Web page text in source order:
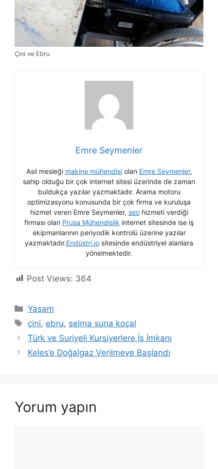
Çini ve Ebru
Emre Seymenler
Asıl mesleği makine mühendisiolan Emre Seymenler,
sahip olduğu bir çok internet sitesi üzerinde de zaman
buldukça yazılar yazmaktadır. Arama motoru
optimizasyonu konusunda bir çok firma ve kuruluşa
hizmet veren Emre Seymenler, seohizmeti verdiği
firması olan Prusa Mühendislik internet sitesinde ise iş
ekipmanlarının periyodik kontrolü üzerine yazılar
yazmaktadır.Endüstri.io sitesinde endüstriyel alanlara
yönelmektedir.
Post Views: 364
Kategoriler
Yaşam
Etiketler
çini, ebru, selma suna koçal
Türk ve Suriyeli Kursiyerlere İş İmkanı
Keles’e Doğalgaz Verilmeye Başlandı
Yorum yapın